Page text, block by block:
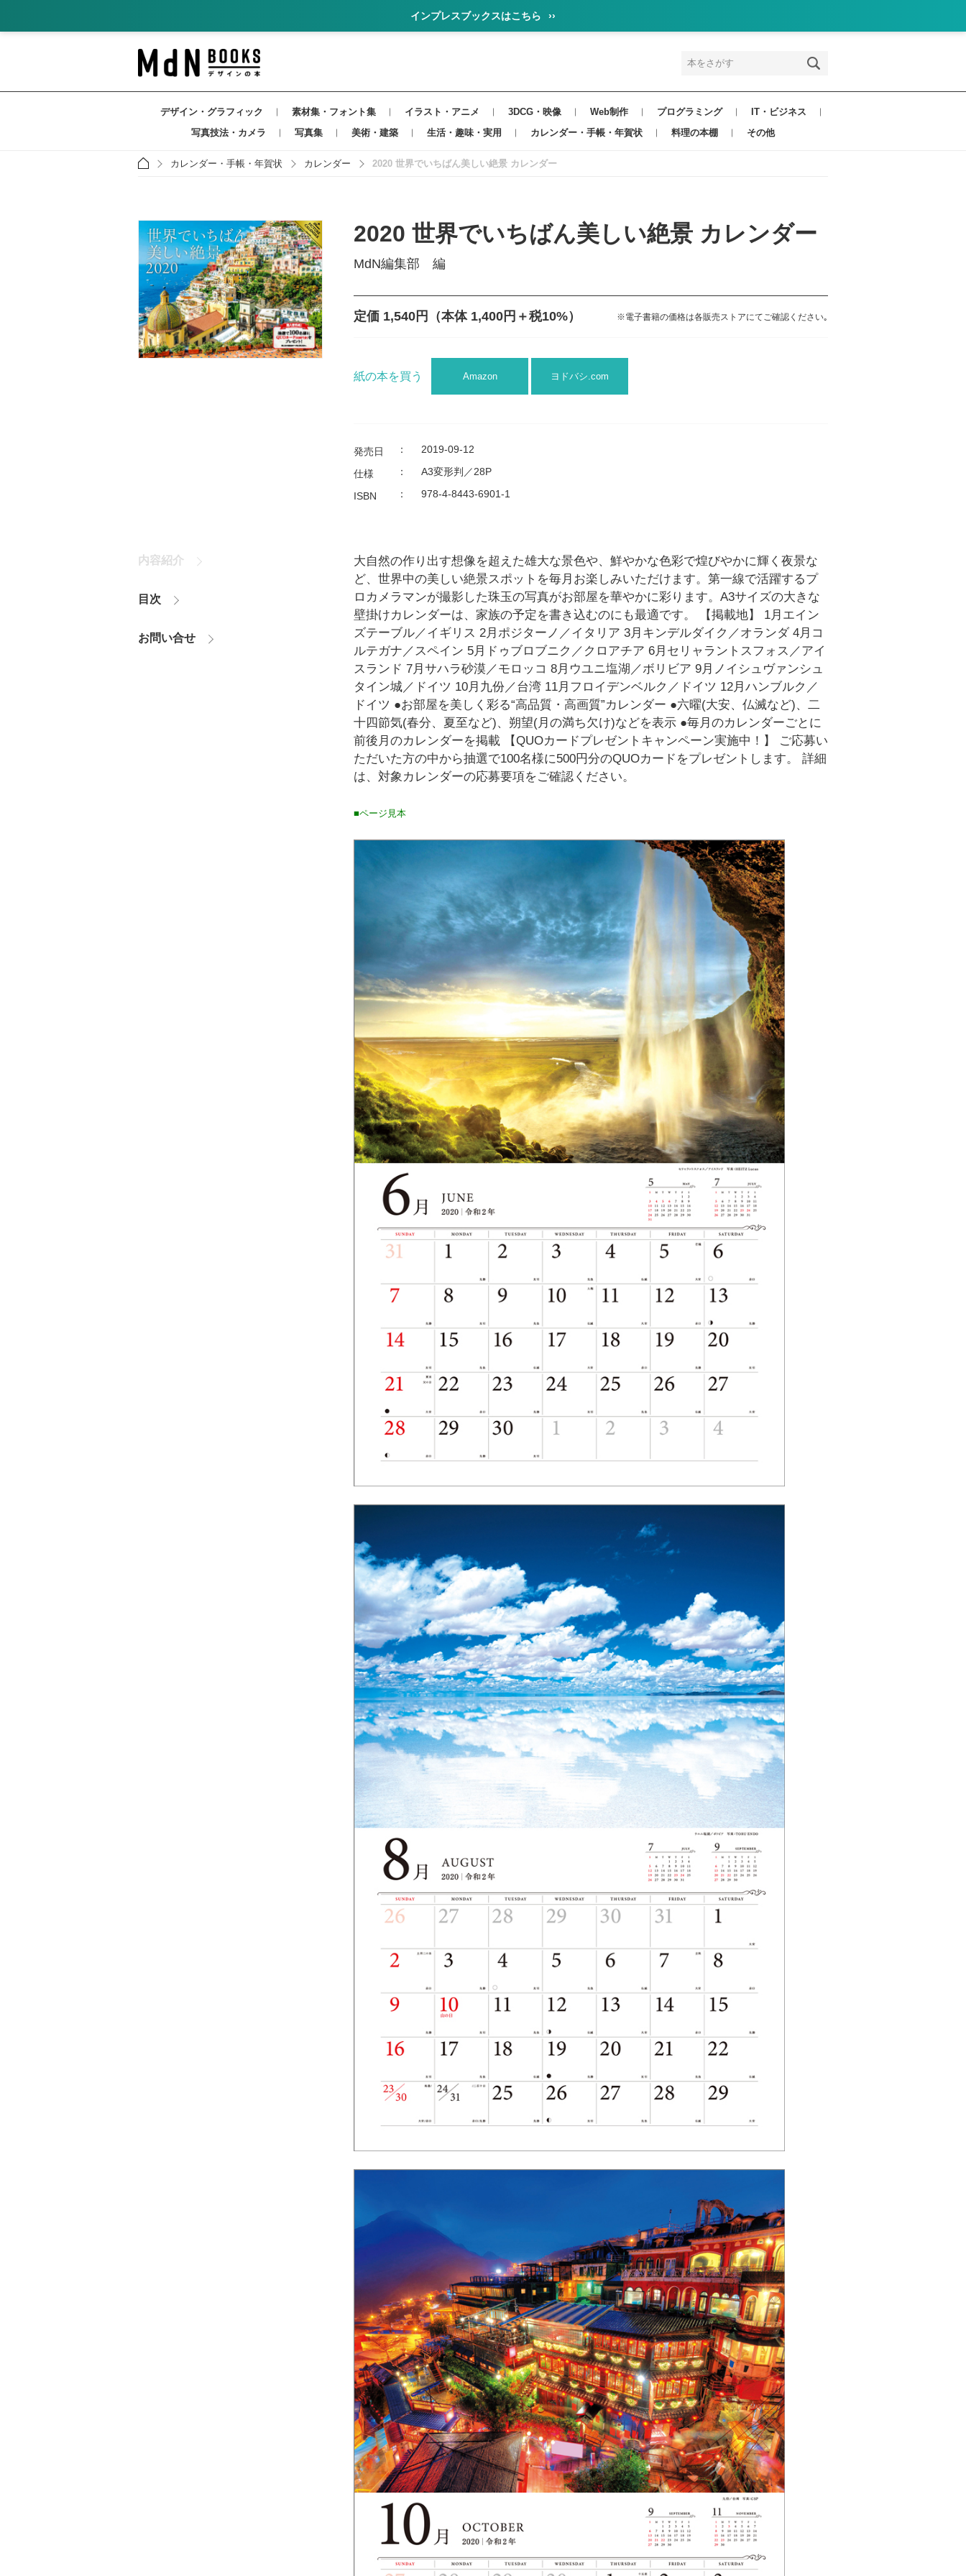
インプレスブックスはこちら ››
デザイン・グラフィック 素材集・フォント集 イラスト・アニメ 3DCG・映像 Web制作 プログラミング
IT・ビジネス
写真技法・カメラ
写真集 美術・建築 生活・趣味・実用 カレンダー・手帳・年賀状 料理の本棚 その他
カレンダー・手帳・年賀状 カレンダー 2020 世界でいちばん美しい絶景 カレンダー
2020 世界でいちばん美しい絶景 カレンダー
MdN編集部 編
定価 1,540円 （本体 1,400円＋税10%） ※電子書籍の価格は各販売ストアにてご確認ください｡
紙の本を買う Amazon ヨドバシ.com
発売日 ： 2019-09-12
仕様 ： A3変形判／28P
ISBN ： 978-4-8443-6901-1
内容紹介
目次
お問い合せ
大自然の作り出す想像を超えた雄大な景色や、鮮やかな色彩で煌びやかに輝く夜景な
ど、世界中の美しい絶景スポットを毎月お楽しみいただけます。第一線で活躍するプ
ロカメラマンが撮影した珠玉の写真がお部屋を華やかに彩ります。A3サイズの大きな
壁掛けカレンダーは、家族の予定を書き込むのにも最適です。 【掲載地】 1月エイン
ズテーブル／イギリス 2月ポジターノ／イタリア 3月キンデルダイク／オランダ 4月コ
ルテガナ／スペイン 5月ドゥブロブニク／クロアチア 6月セリャラントスフォス／アイ
スランド 7月サハラ砂漠／モロッコ 8月ウユニ塩湖／ボリビア 9月ノイシュヴァンシュ
タイン城／ドイツ 10月九份／台湾 11月フロイデンベルク／ドイツ 12月ハンブルク／
ドイツ ●お部屋を美しく彩る“高品質・高画質”カレンダー ●六曜(大安、仏滅など)、二
十四節気(春分、夏至など)、朔望(月の満ち欠け)などを表示 ●毎月のカレンダーごとに
前後月のカレンダーを掲載 【QUOカードプレゼントキャンペーン実施中！】 ご応募い
ただいた方の中から抽選で100名様に500円分のQUOカードをプレゼントします。 詳細
は、対象カレンダーの応募要項をご確認ください。
■ページ見本